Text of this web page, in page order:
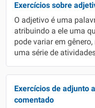
Exercícios sobre
O adjetivo é uma
atribuindo a ele uma
pode variar em
uma série de
Exercícios de adjunto
comentado